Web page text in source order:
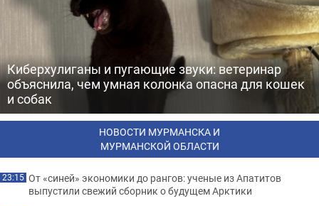
Киберхулиганы и пугающие звуки: ветеринар
объяснила, чем умная колонка опасна для кошек
и собак
НОВОСТИ МУРМАНСКА И
МУРМАНСКОЙ ОБЛАСТИ
23:15 От «синей» экономики до рангов: ученые из Апатитов
выпустили свежий сборник о будущем Арктики